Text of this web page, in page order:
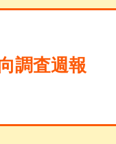
調査週報